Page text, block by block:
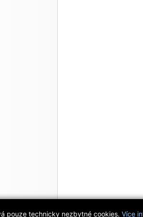
pouze technicky nezbytné cookies. Více